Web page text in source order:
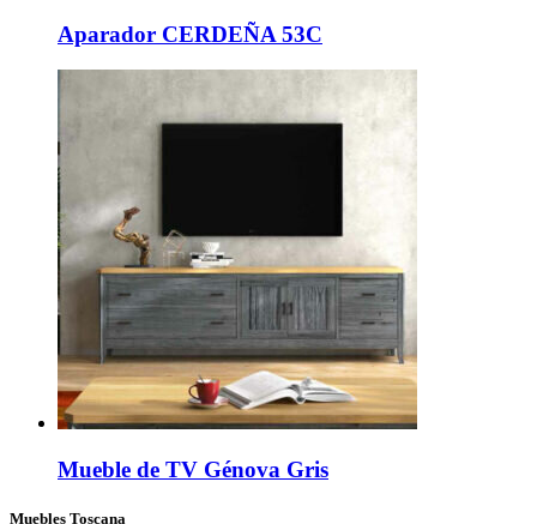
Aparador CERDEÑA 53C
Mueble de TV Génova Gris
Muebles Toscana